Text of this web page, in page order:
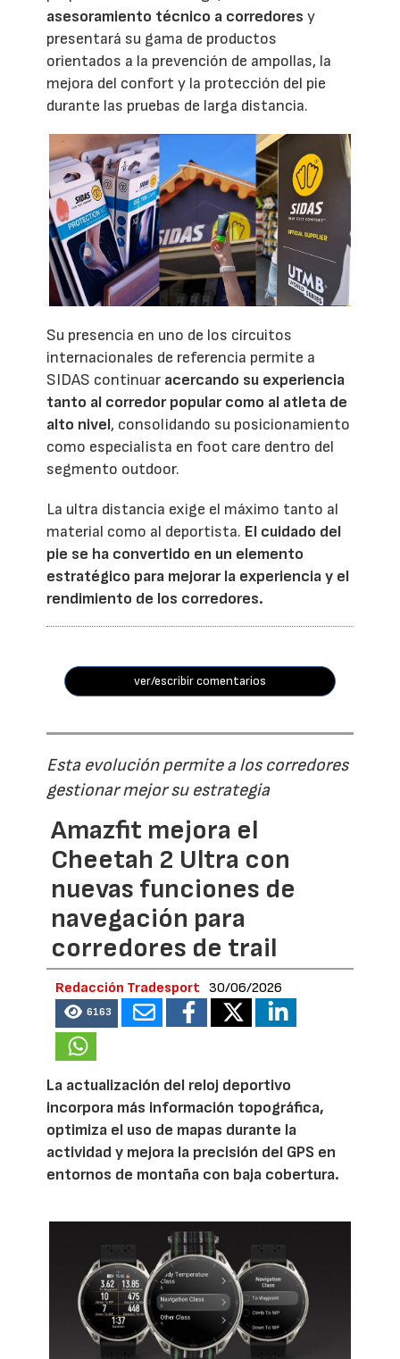
asesoramiento técnico a corredores y
presentará su gama de productos
orientados a la prevención de ampollas, la
mejora del confort y la protección del pie
durante las pruebas de larga distancia.
Su presencia en uno de los circuitos
internacionales de referencia permite a
SIDAS continuar acercando su experiencia
tanto al corredor popular como al atleta de
alto nivel, consolidando su posicionamiento
como especialista en foot care dentro del
segmento outdoor.
La ultra distancia exige el máximo tanto al
material como al deportista. El cuidado del
pie se ha convertido en un elemento
estratégico para mejorar la experiencia y el
rendimiento de los corredores.
ver/escribir comentarios
Esta evolución permite a los corredores
gestionar mejor su estrategia
Amazfit mejora el
Cheetah 2 Ultra con
nuevas funciones de
navegación para
corredores de trail
Redacción Tradesport 30/06/2026
6163
La actualización del reloj deportivo
incorpora más información topográfica,
optimiza el uso de mapas durante la
actividad y mejora la precisión del GPS en
entornos de montaña con baja cobertura.